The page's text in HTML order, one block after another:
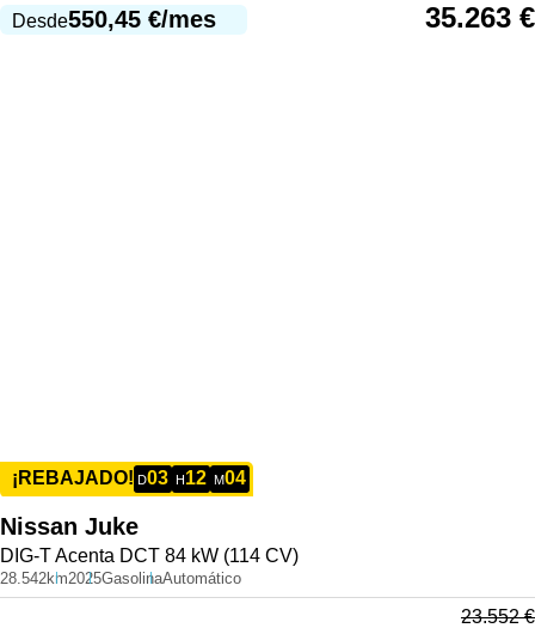
Desde550,45 €/mes 35.263 €
¡REBAJADO! D03 H12 M04
Nissan Juke
DIG-T Acenta DCT 84 kW (114 CV)
28.542km2025GasolinaAutomático
23.552€